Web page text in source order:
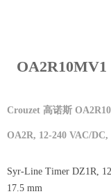
Crouzet 高诺斯
OA2R, 12-240 VAC/
Syr-Line Timer DZ1R,
17.5 mm